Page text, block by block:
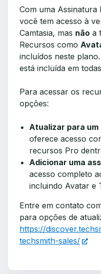
Com uma Assinatura
você tem acesso à
Camtasia, mas não a
Recursos como
incluídos neste
está incluída em
Para acessar os
opções:
Atualizar para um
oferece acesso
recursos Pro
Adicionar uma
acesso completo
incluindo Avatar e
Entre em contato
para opções de
https://
techsmith-sales/